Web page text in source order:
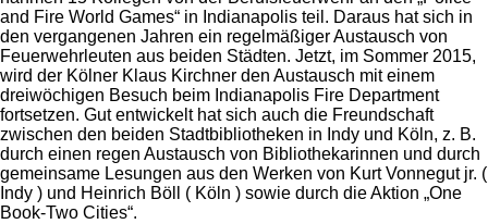
and Fire World Games“ in Indianapolis teil. Daraus hat sich in
den vergangenen Jahren ein regelmäßiger Austausch von
Feuerwehrleuten aus beiden Städten. Jetzt, im Sommer 2015,
wird der Kölner Klaus Kirchner den Austausch mit einem
dreiwöchigen Besuch beim Indianapolis Fire Department
fortsetzen. Gut entwickelt hat sich auch die Freundschaft
zwischen den beiden Stadtbibliotheken in Indy und Köln, z. B.
durch einen regen Austausch von Bibliothekarinnen und durch
gemeinsame Lesungen aus den Werken von Kurt Vonnegut jr. (
Indy ) und Heinrich Böll ( Köln ) sowie durch die Aktion „One
Book-Two Cities“.